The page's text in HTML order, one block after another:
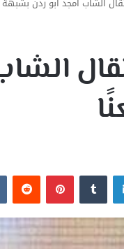
لينكدإن بينتيريست